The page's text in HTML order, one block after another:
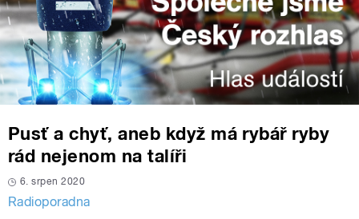
Pusť a chyť, aneb když má rybář ryby
rád nejenom na talíři
6. srpen 2020
Radioporadna